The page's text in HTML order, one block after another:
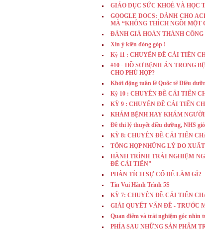
GIÁO DỤC SỨC KHOẺ VÀ HỌC
GOOGLE DOCS: DÀNH CHO
MÀ “KHÔNG THÍCH NGỒI MỘT
ĐÁNH GIÁ HOÀN THÀNH
Xin ý kiến đóng góp !
Kỳ 11 : CHUYÊN ĐỀ CẢI TIẾN
#10 - HỒ SƠ BỆNH ÁN TRONG
CHO PHÙ HỢP?
Khởi động tuần lề Quốc tế Điều
Kỳ 10 : CHUYÊN ĐỀ CẢI TIẾN
KỲ 9 : CHUYÊN ĐỀ CẢI TIẾN
KHÁM BỆNH HAY KHÁM
Đề thi lý thuyết điều dưỡng, NHS
KỲ 8: CHUYÊN ĐỀ CẢI TIẾN
TỔNG HỢP NHỮNG LÝ DO
HÀNH TRÌNH TRẢI NGHIỆM
ĐỂ CẢI TIẾN"
PHÂN TÍCH SỰ CỐ ĐỂ LÀM GÌ?
Tin Vui Hành Trình 5S
KỲ 7: CHUYÊN ĐỀ CẢI TIẾN
GIẢI QUYẾT VẤN ĐỀ - TRƯỚC
Quan điểm và trải nghiệm góc nhìn
PHÍA SAU NHỮNG SẢN PHẨM